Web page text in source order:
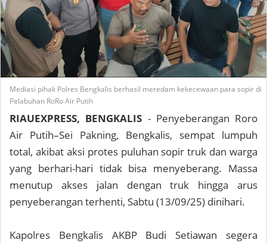
Mediasi pihak Polres Bengkalis berhasil meredam kekecewaan para sopir di
Pelabuhan RoRo Air Putih
RIAUEXPRESS, BENGKALIS - Penyeberangan Roro
Air Putih–Sei Pakning, Bengkalis, sempat lumpuh
total, akibat aksi protes puluhan sopir truk dan warga
yang berhari-hari tidak bisa menyeberang. Massa
menutup akses jalan dengan truk hingga arus
penyeberangan terhenti, Sabtu (13/09/25) dinihari.
Kapolres Bengkalis AKBP Budi Setiawan segera